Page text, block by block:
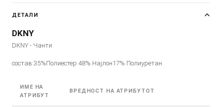
ДЕТАЛИ
DKNY
DKNY - Чанти
состав:35%Полиестер 48% Најлон17% Полиуретан
ИМЕ НА
АТРИБУТ
ВРЕДНОСТ НА АТРИБУТОТ